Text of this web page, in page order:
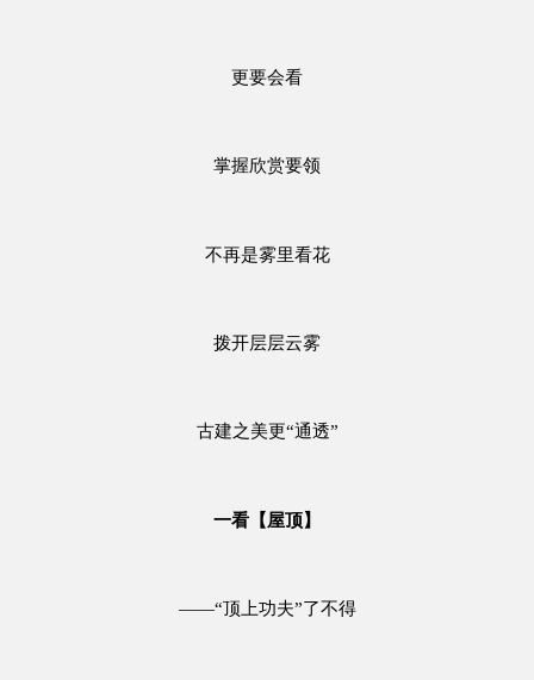
更要会看
掌握欣赏要领
不再是雾里看花
拨开层层云雾
古建之美更“通透”
一看【屋顶】
——“顶上功夫”了不得